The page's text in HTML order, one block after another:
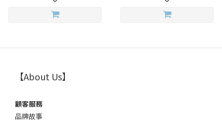
【About Us】
顧客服務
品牌故事